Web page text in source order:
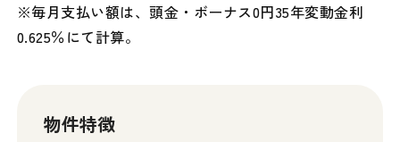
※毎月支払い額は、頭金・ボーナス0円35年変動金利
0.625％にて計算。
物件特徴